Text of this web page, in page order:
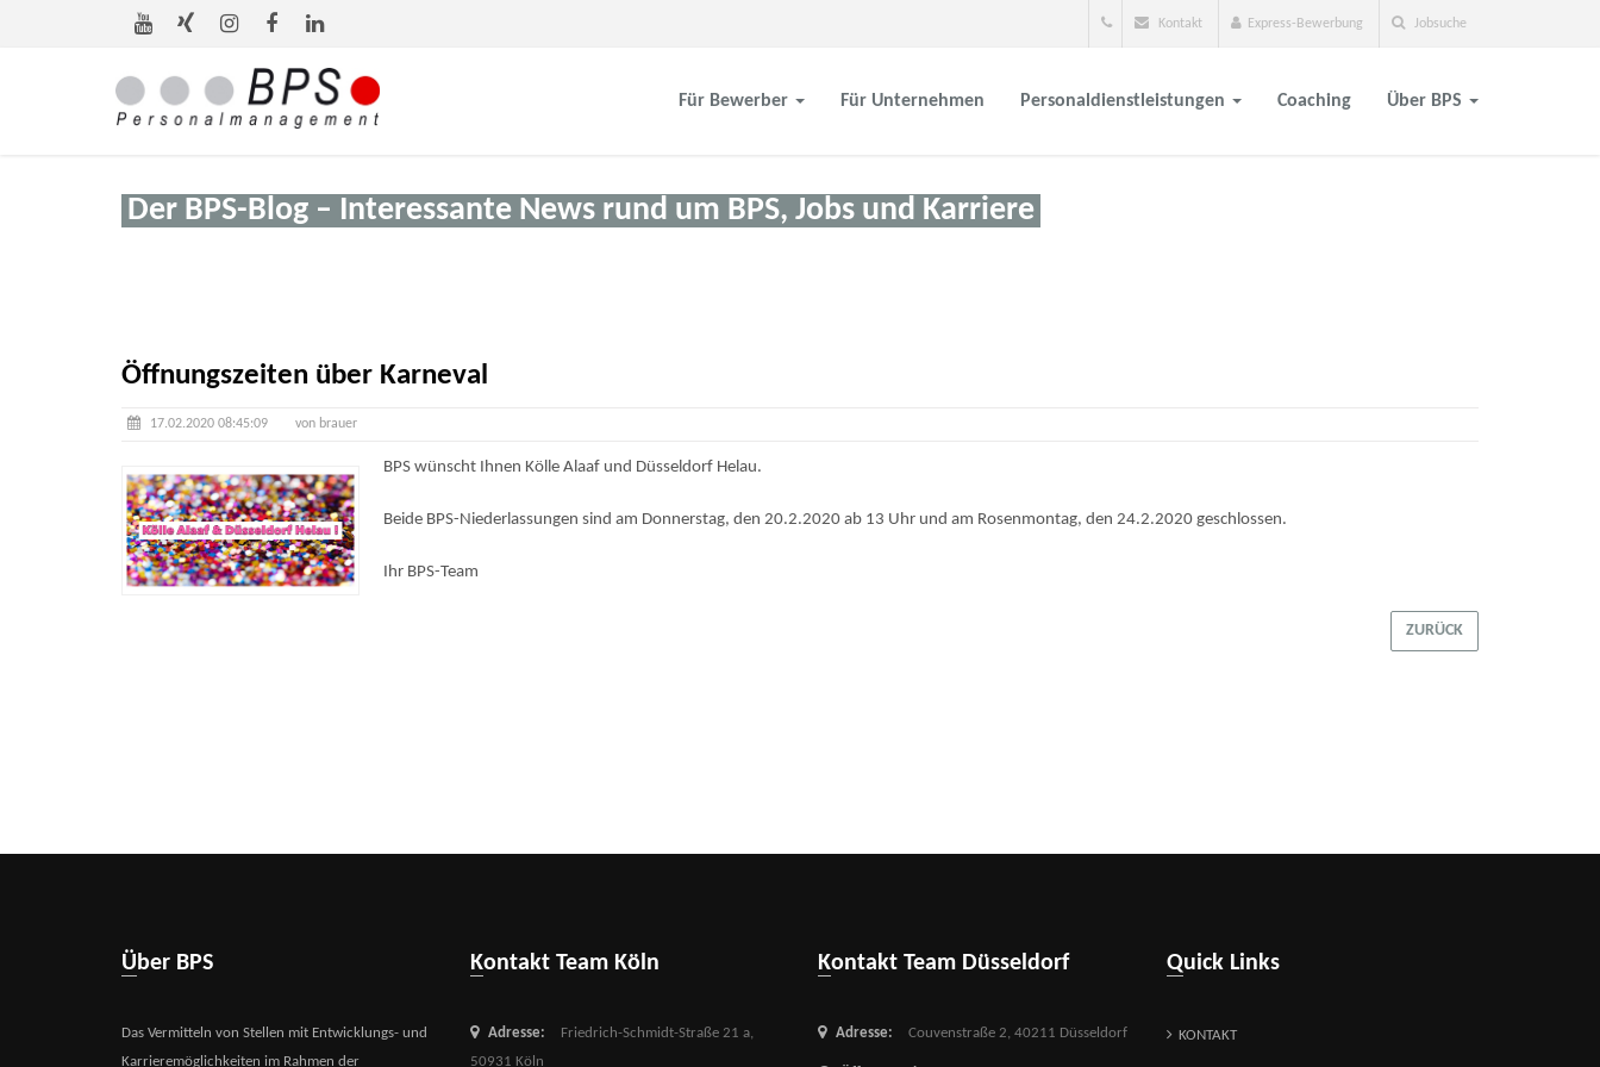
Kontakt Express-Bewerbung Jobsuche
Für Bewerber Für Unternehmen Personaldienstleistungen Coaching Über BPS
Der BPS-Blog – Interessante News rund um BPS, Jobs und Karriere
Öffnungszeiten über Karneval
17.02.2020 08:45:09 von brauer
BPS wünscht Ihnen Kölle Alaaf und Düsseldorf Helau.
Beide BPS-Niederlassungen sind am Donnerstag, den 20.2.2020 ab 13 Uhr und am Rosenmontag, den 24.2.2020 geschlossen.
Ihr BPS-Team
ZURÜCK
Über BPS
Das Vermitteln von Stellen mit Entwicklungs- und
Karrieremöglichkeiten im Rahmen der
Kontakt Team Köln
Adresse:
Friedrich-Schmidt-Straße 21 a,
50931 Köln
Kontakt Team Düsseldorf
Adresse: Couvenstraße 2, 40211 Düsseldorf
Quick Links
KONTAKT